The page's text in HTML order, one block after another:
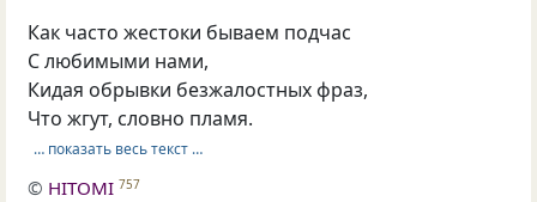
Как часто жестоки бываем подчас
С любимыми нами,
Кидая обрывки безжалостных фраз,
Что жгут, словно пламя.
… показать весь текст …
© HITOMI 757